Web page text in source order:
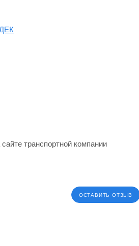
транспортной компании
ОСТАВИТЬ ОТЗЫВ